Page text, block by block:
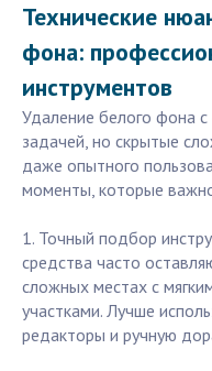
Технические
фона:
инструментов
Удаление белого фона
задачей, но скрытые
даже опытного
моменты, которые
1. Точный подбор
средства часто
сложных местах с
участками. Лучше
редакторы и ручную